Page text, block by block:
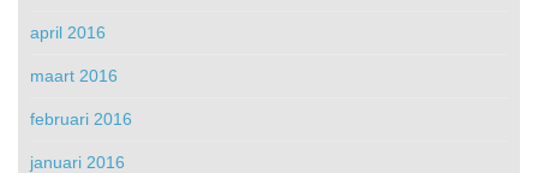
april 2016
maart 2016
februari 2016
januari 2016